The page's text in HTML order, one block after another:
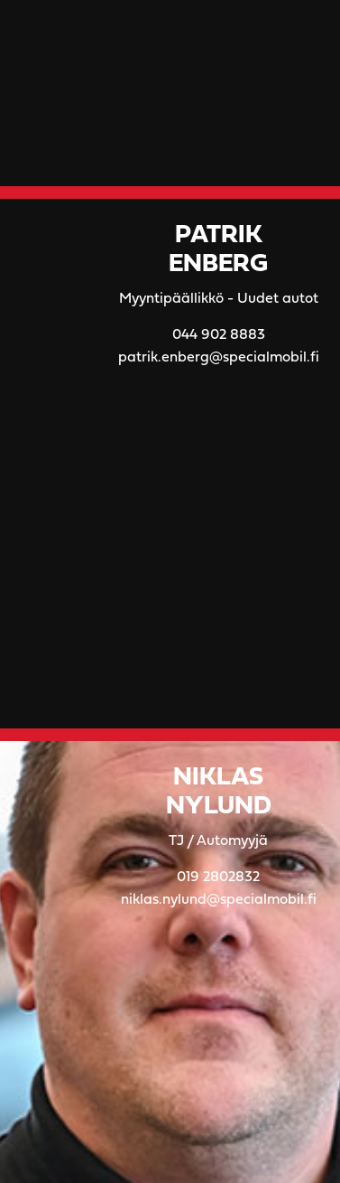
PATRIK
ENBERG
Myyntipäällikkö - Uudet autot
044 902 8883
patrik.enberg@specialmobil.fi
NIKLAS
NYLUND
TJ / Automyyjä
019 2802832
niklas.nylund@specialmobil.fi